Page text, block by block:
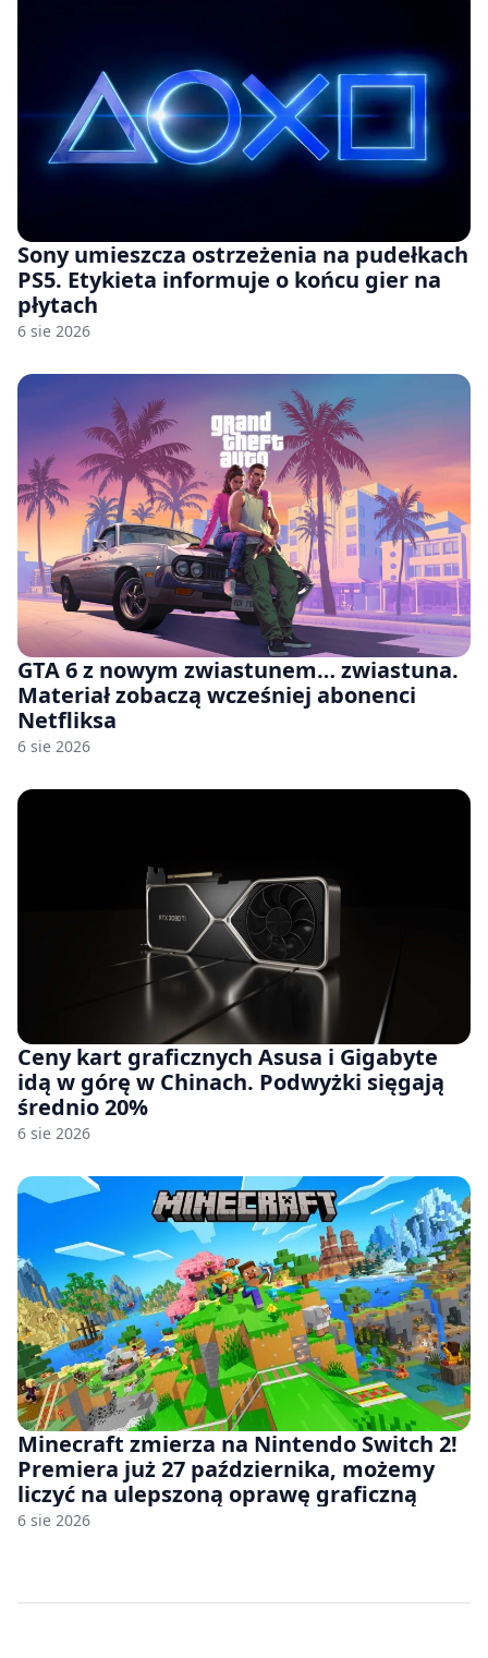
Sony umieszcza ostrzeżenia na pudełkach
PS5. Etykieta informuje o końcu gier na
płytach
6 sie 2026
GTA 6 z nowym zwiastunem… zwiastuna.
Materiał zobaczą wcześniej abonenci
Netfliksa
6 sie 2026
Ceny kart graficznych Asusa i Gigabyte
idą w górę w Chinach. Podwyżki sięgają
średnio 20%
6 sie 2026
Minecraft zmierza na Nintendo Switch 2!
Premiera już 27 października, możemy
liczyć na ulepszoną oprawę graficzną
6 sie 2026